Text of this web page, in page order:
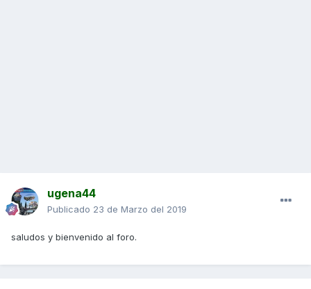
ugena44
Publicado 23 de Marzo del 2019
saludos y bienvenido al foro.